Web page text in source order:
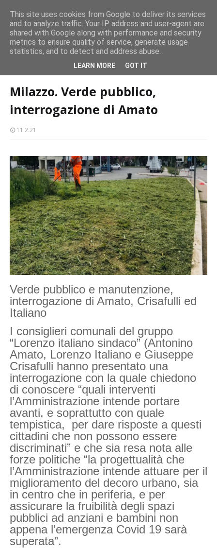
Milazzo 28ª Sagra del Pesce a Vaccarella: il programma
EVENTI
Milazzo si prepara alla magia del “Concerto all’Alba”
EVENTI
Milazzo. Verde pubblico, interrogazione di
Milazzo. Verde pubblico,
interrogazione di Amato
11.2.21
Verde pubblico e manutenzione,
interrogazione di Amato, Crisafulli ed
Italiano
I consiglieri comunali del gruppo
“Lorenzo italiano sindaco” (Antonino
Amato, Lorenzo Italiano e Giuseppe
Crisafulli hanno presentato una
interrogazione con la quale chiedono
di conoscere “quali interventi
l’Amministrazione intende portare
avanti, e soprattutto con quale
tempistica, per dare risposte a questi
cittadini che non possono essere
discriminati” e che sia resa nota alle
forze politiche “la progettualità che
l’Amministrazione intende attuare per il
miglioramento del decoro urbano, sia
in centro che in periferia, e per
assicurare la fruibilità degli spazi
pubblici ad anziani e bambini non
appena l’emergenza Covid 19 sarà
superata”.
This site uses cookies from Google to deliver its services
and to analyze traffic. Your IP address and user-agent are
shared with Google along with performance and security
metrics to ensure quality of service, generate usage
statistics, and to detect and address abuse.
LEARN MORE GOT IT